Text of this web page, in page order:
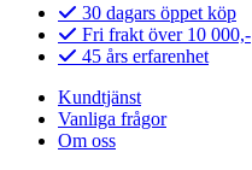
30 dagars öppet köp
Fri frakt över 10 000,-
45 års erfarenhet
Kundtjänst
Vanliga frågor
Om oss